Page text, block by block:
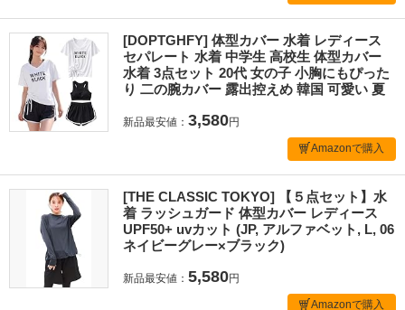
[DOPTGHFY] 体型カバー 水着 レディース
セパレート 水着 中学生 高校生 体型カバー
水着 3点セット 20代 女の子 小胸にもぴった
り 二の腕カバー 露出控えめ 韓国 可愛い 夏
新品最安値： 3,580円
Amazonで購入
[THE CLASSIC TOKYO] 【５点セット】水
着 ラッシュガード 体型カバー レディース
UPF50+ uvカット (JP, アルファベット, L, 06
ネイビーグレー×ブラック)
新品最安値： 5,580円
Amazonで購入